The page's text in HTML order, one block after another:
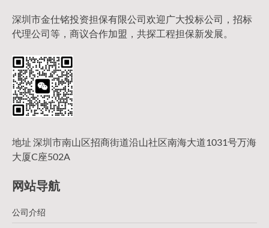
深圳市金仕铭投资担保有限公司欢迎广大投标公司，招标
代理公司等，商议合作加盟，共探工程担保新发展。
地址 深圳市南山区招商街道沿山社区南海大道1031号万海
大厦C座502A
网站导航
公司介绍